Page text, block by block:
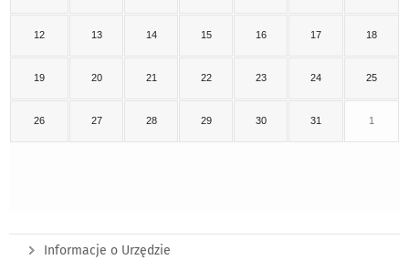
12 13 14 15 16 17 18
19 20 21 22 23 24 25
26 27 28 29 30 31 1
Informacje o Urzędzie